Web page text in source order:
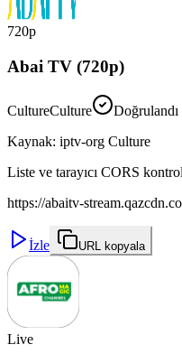
720p
Abai TV (720p)
CultureCulture
Doğrulandı
Kaynak: iptv-org Culture
Liste ve tarayıcı CORS
https://abaitv-
İzle URL kopyala
Live